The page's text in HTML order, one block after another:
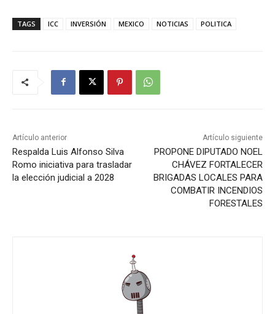
TAGS ICC INVERSIÓN MEXICO NOTICIAS POLITICA
Artículo anterior
Respalda Luis Alfonso Silva
Romo iniciativa para trasladar
la elección judicial a 2028
Artículo siguiente
PROPONE DIPUTADO NOEL
CHÁVEZ FORTALECER
BRIGADAS LOCALES PARA
COMBATIR INCENDIOS
FORESTALES